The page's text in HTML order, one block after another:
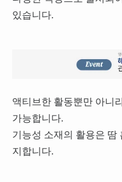
있습니다.
액티브한 활동뿐만 아니
가능합니다.
기능성 소재의 활용은 땀
지합니다.